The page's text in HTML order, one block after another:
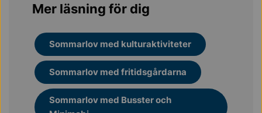
Mer läsning för dig
Sommarlov med kulturaktiviteter
Sommarlov med fritidsgårdarna
Sommarlov med Busster och